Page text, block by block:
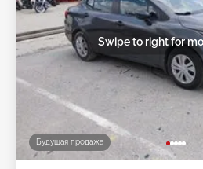
Будущая продажа
Swipe to right for